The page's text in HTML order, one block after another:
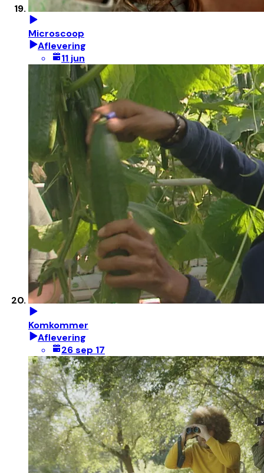
Microscoop
Aflevering
11 jun
Komkommer
Aflevering
26 sep 17